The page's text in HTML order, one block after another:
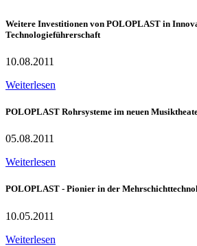
Weitere Investitionen von POLOPLAST in
Technologieführerschaft
10.08.2011
Weiterlesen
POLOPLAST Rohrsysteme im neuen
05.08.2011
Weiterlesen
POLOPLAST - Pionier in der
10.05.2011
Weiterlesen